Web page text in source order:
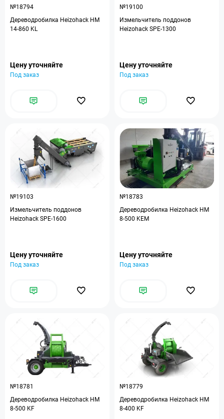
№18794
Дереводробилка Heizohack HM
14-860 KL
Цену уточняйте
Под заказ
№19100
Измельчитель поддонов
Heizohack SPE-1300
Цену уточняйте
Под заказ
№19103
Измельчитель поддонов
Heizohack SPE-1600
Цену уточняйте
Под заказ
№18783
Дереводробилка Heizohack HM
8-500 KEM
Цену уточняйте
Под заказ
№18781
Дереводробилка Heizohack HM
8-500 KF
№18779
Дереводробилка Heizohack HM
8-400 KF